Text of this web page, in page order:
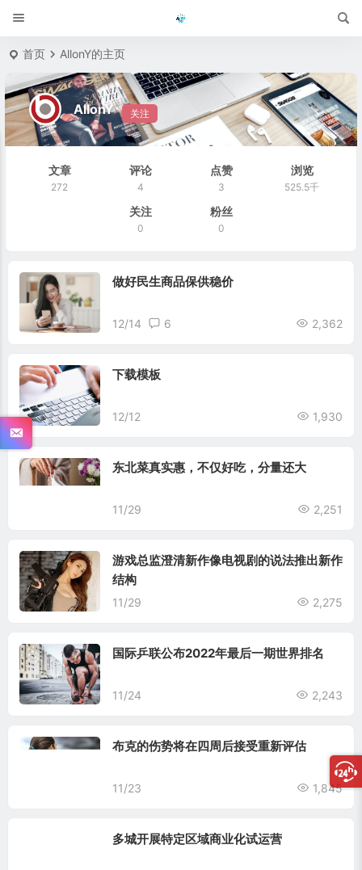
首页 AllonY的主页
AllonY 关注
文章
272
评论
4
点赞
3
浏览
525.5千
关注
0
粉丝
0
做好民生商品保供稳价
12/14 6 2,362
下载模板
12/12 1,930
东北菜真实惠，不仅好吃，分量还大
11/29 2,251
游戏总监澄清新作像电视剧的说法推出新作
结构
11/29 2,275
国际乒联公布2022年最后一期世界排名
11/24 2,243
布克的伤势将在四周后接受重新评估
11/23 1,845
多城开展特定区域商业化试运营